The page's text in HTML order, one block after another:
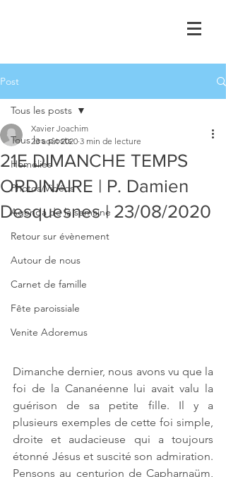
Post
Tous les posts
Homélies
Photos/Vidéos
Agenda de la semaine
Retour sur évènement
Autour de nous
Carnet de famille
Fête paroissiale
Venite Adoremus
Tous les posts
21E DIMANCHE TEMPS
ORDINAIRE | P. Damien
Desquesnes | 23/08/2020
Xavier Joachim
23 août 2020 3 min de lecture
Dimanche dernier, nous avons vu que la
foi de la Cananéenne lui avait valu la
guérison de sa petite fille. Il y a
plusieurs exemples de cette foi simple,
droite et audacieuse qui a toujours
étonné Jésus et suscité son admiration.
Pensons au centurion de Capharnaüm,